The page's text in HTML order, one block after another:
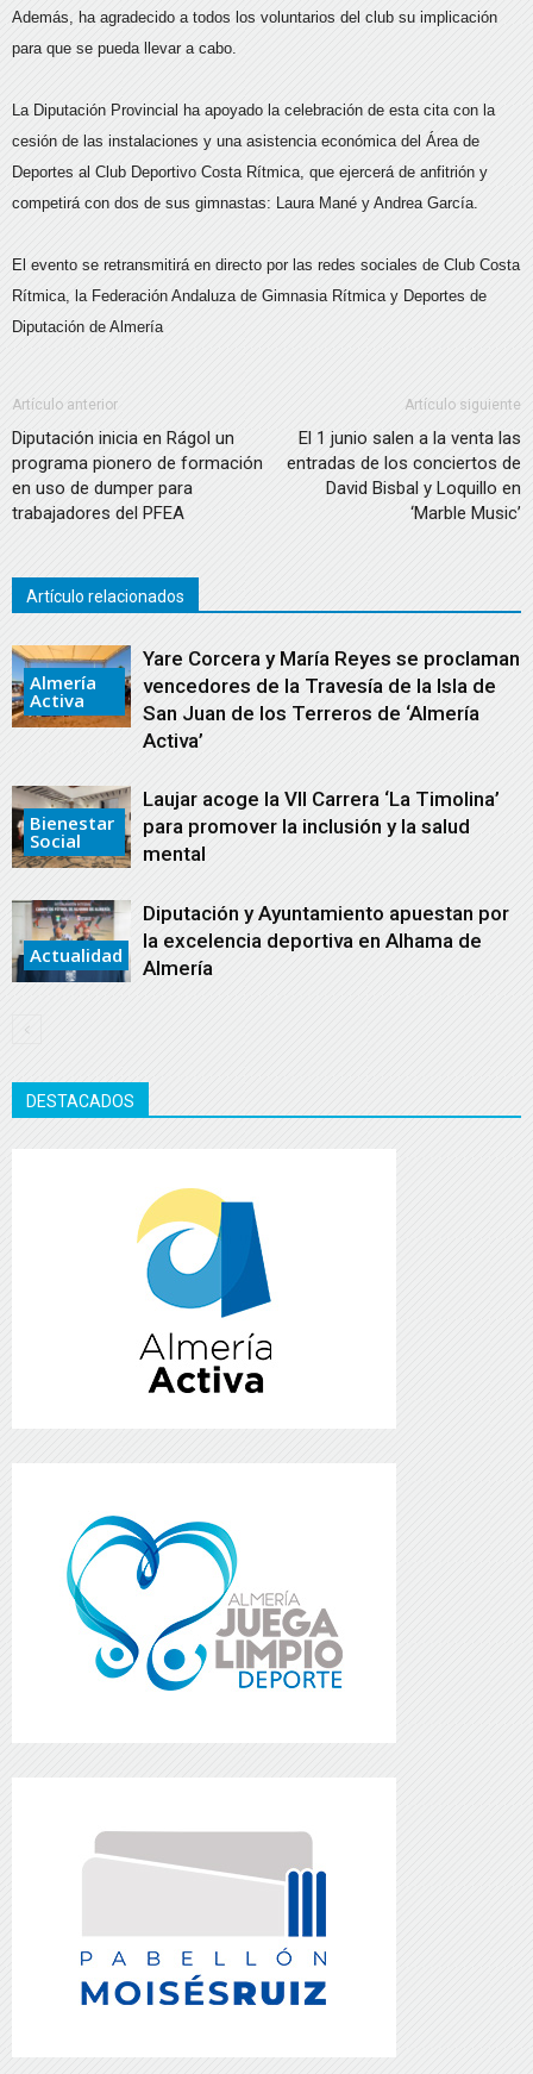
Además, ha agradecido a todos los voluntarios del club su implicación
para que se pueda llevar a cabo.
La Diputación Provincial ha apoyado la celebración de esta cita con la
cesión de las instalaciones y una asistencia económica del Área de
Deportes al Club Deportivo Costa Rítmica, que ejercerá de anfitrión y
competirá con dos de sus gimnastas: Laura Mané y Andrea García.
El evento se retransmitirá en directo por las redes sociales de Club Costa
Rítmica, la Federación Andaluza de Gimnasia Rítmica y Deportes de
Diputación de Almería
Artículo anterior
Diputación inicia en Rágol un
programa pionero de formación
en uso de dumper para
trabajadores del PFEA
Artículo siguiente
El 1 junio salen a la venta las
entradas de los conciertos de
David Bisbal y Loquillo en
‘Marble Music’
Artículo relacionados
Almería
Activa
Yare Corcera y María Reyes se proclaman
vencedores de la Travesía de la Isla de
San Juan de los Terreros de ‘Almería
Activa’
Bienestar
Social
Laujar acoge la VII Carrera ‘La Timolina’
para promover la inclusión y la salud
mental
Actualidad
Diputación y Ayuntamiento apuestan por
la excelencia deportiva en Alhama de
Almería
DESTACADOS